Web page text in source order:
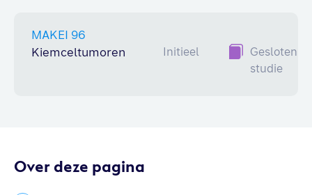
MAKEI 96
Kiemceltumoren
Initieel
Gesloten
studie
Over deze pagina
Contact